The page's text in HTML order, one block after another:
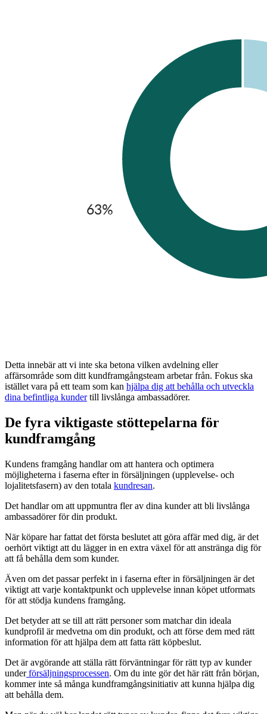
Detta innebär att vi inte ska betona vilken avdelning eller
affärsområde som ditt kundframgångsteam arbetar från. Fokus ska
istället vara på ett team som kan hjälpa dig att behålla och utveckla
dina befintliga kundertill livslånga ambassadörer.
De fyra viktigaste stöttepelarna för
kundframgång
Kundens framgång handlar om att hantera och optimera
möjligheterna i faserna efter in försäljningen (upplevelse- och
lojalitetsfasern) av den totala kundresan.
Det handlar om att uppmuntra fler av dina kunder att bli livslånga
ambassadörer för din produkt.
När köpare har fattat det första beslutet att göra affär med dig, är det
oerhört viktigt att du lägger in en extra växel för att anstränga dig för
att få behålla dem som kunder.
Även om det passar perfekt in i faserna efter in försäljningen är det
viktigt att varje kontaktpunkt och upplevelse innan köpet utformats
för att stödja kundens framgång.
Det betyder att se till att rätt personer som matchar din ideala
kundprofil är medvetna om din produkt, och att förse dem med rätt
information för att hjälpa dem att fatta rätt köpbeslut.
Det är avgörande att ställa rätt förväntningar för rätt typ av kunder
underförsäljningsprocessen. Om du inte gör det här rätt från början,
kommer inte så många kundframgångsinitiativ att kunna hjälpa dig
att behålla dem.